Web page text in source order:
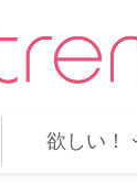
・バンデラス、
欲しい！